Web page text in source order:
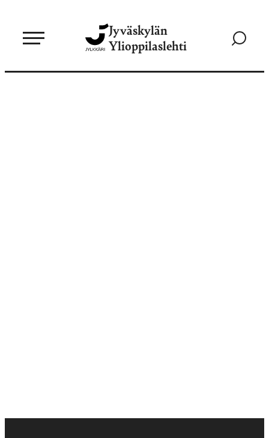
sisältöön
Jyväskylän
Ylioppilaslehti
Siirry